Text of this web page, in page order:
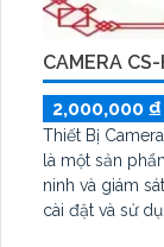
CAMERA
2,000,000 ₫
Thiết Bị
là một sản
ninh và giám sát. Với thiết kế không dây, nó rất dễ dàng
cài đặt và sử